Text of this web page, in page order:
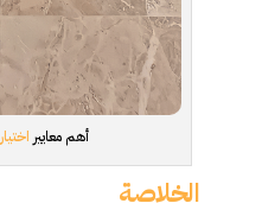
أهم معايير
الخلاصة